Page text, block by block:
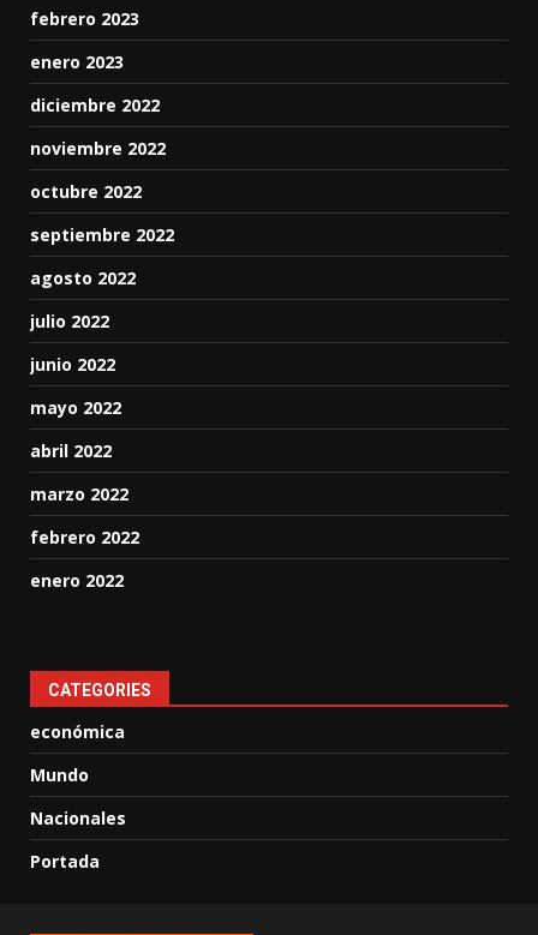
febrero 2023
enero 2023
diciembre 2022
noviembre 2022
octubre 2022
septiembre 2022
agosto 2022
julio 2022
junio 2022
mayo 2022
abril 2022
marzo 2022
febrero 2022
enero 2022
CATEGORIES
económica
Mundo
Nacionales
Portada